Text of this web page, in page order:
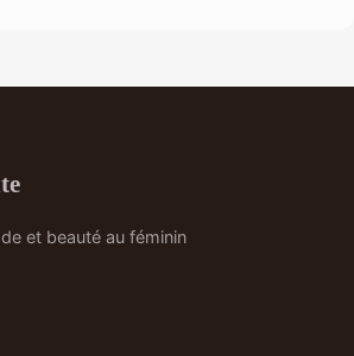
et beauté au féminin